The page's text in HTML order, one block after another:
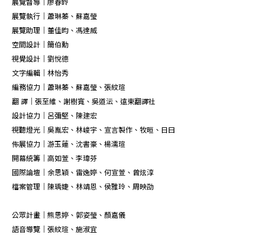
展覽執行｜蕭琳蓁、蘇嘉瑩
展覽助理｜董佳昀、馮達威
空間設計｜簡伯勳
視覺設計｜劉悅德
文字編輯｜林怡秀
編務協力｜蕭琳蓁、蘇嘉瑩、張紋瑄
翻 譯｜張至維、謝樹寬、吳道沄、遠東翻譯社
設計協力｜呂彌堅、陳建宏
視聽燈光｜吳胤宏、林峻宇、宣言製作、牧晅、日曰
佈展協力｜游玉蓮、沈書豪、楊濡瑄
開幕統籌｜高如萱、李瑋芬
國際論壇｜余思穎、雷逸婷、何宣萱、曾炫淳
檔案管理｜陳瑀婕、林靖恩、侯雅玲、周映劭
公眾計畫｜熊思婷、郭姿瑩、顏嘉儀
語音導覽｜張紋瑄、施淑宜